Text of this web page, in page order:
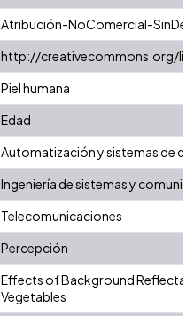
Atribución-NoComercial-
http://creativecommons.org/
Piel humana
Edad
Automatización y sistemas de
Ingeniería de sistemas y
Telecomunicaciones
Percepción
Effects of Background
Vegetables